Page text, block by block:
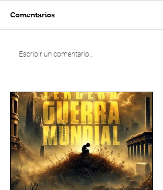
Comentarios
Escribir un comentario...